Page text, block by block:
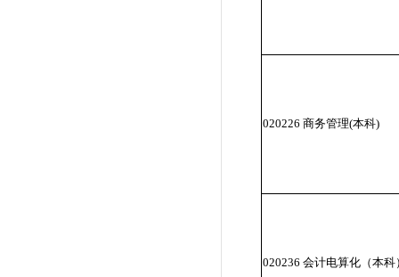
020226 商务管理(本科)
020236 会计电算化（本科